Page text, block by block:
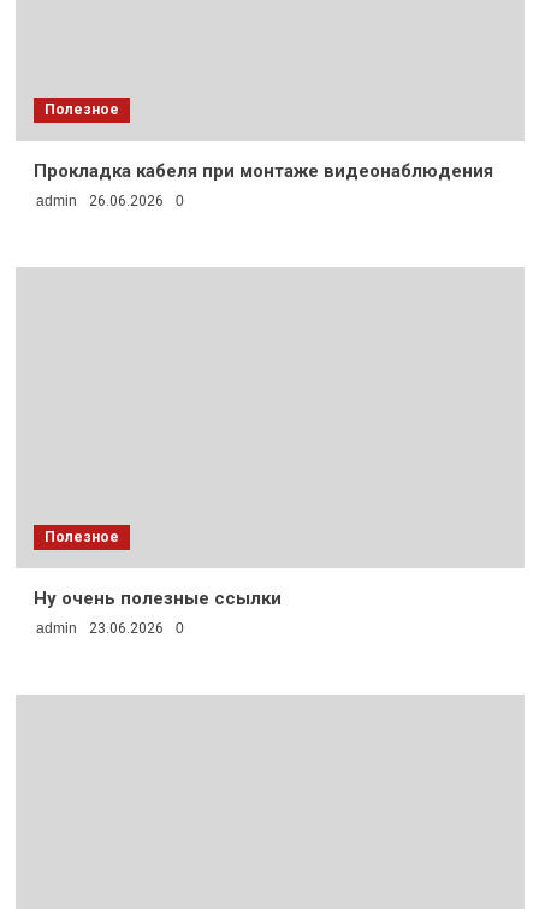
Полезное
Прокладка кабеля при монтаже видеонаблюдения
admin 26.06.2026 0
Полезное
Ну очень полезные ссылки
admin 23.06.2026 0